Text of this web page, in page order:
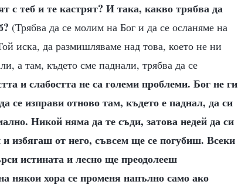
с теб и те кастрят? И така, какво трябва да
(Трябва да се молим на Бог и да се осланяме на
иска, да размишляваме над това, което не ни
а там, където сме паднали, трябва да се
и слабостта не са големи проблеми. Бог не ги
се изправи отново там, където е паднал, да си
Никой няма да те съди, затова недей да си
избягаш от него, съвсем ще се погубиш. Всеки
истината и лесно ще преодолееш
някои хора се променя напълно само ако